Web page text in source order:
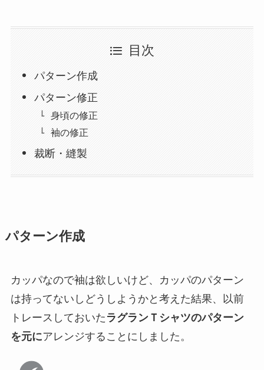
目次
パターン作成
パターン修正
身頃の修正
袖の修正
裁断・縫製
パターン作成
カッパなので袖は欲しいけど、カッパのパターン
は持ってないしどうしようかと考えた結果、以前
トレースしておいた ラグランＴシャツのパターン
を元にアレンジすることにしました。